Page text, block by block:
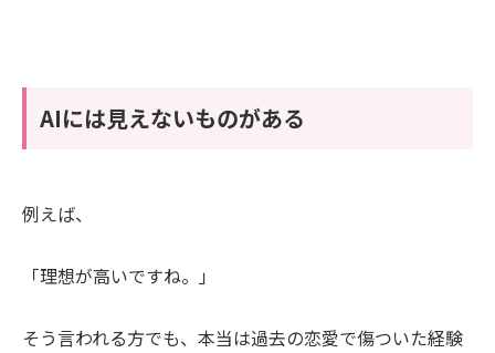
AIには見えないものがある
例えば、
「理想が高いですね。」
そう言われる方でも、本当は過去の恋愛で傷ついた経験